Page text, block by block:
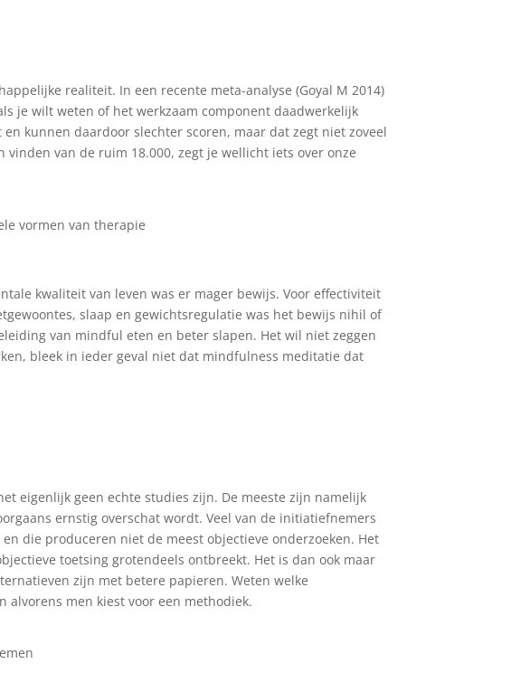
realiteit. In een recente meta-analyse (Goyal M 2014)
je wilt weten of het werkzaam component daadwerkelijk
kunnen daardoor slechter scoren, maar dat zegt niet zoveel
van de ruim 18.000, zegt je wellicht iets over onze
vormen van therapie
kwaliteit van leven was er mager bewijs. Voor effectiviteit
slaap en gewichtsregulatie was het bewijs nihil of
van mindful eten en beter slapen. Het wil niet zeggen
bleek in ieder geval niet dat mindfulness meditatie dat
eigenlijk geen echte studies zijn. De meeste zijn namelijk
ernstig overschat wordt. Veel van de initiatiefnemers
die produceren niet de meest objectieve onderzoeken. Het
toetsing grotendeels ontbreekt. Het is dan ook maar
zijn met betere papieren. Weten welke
alvorens men kiest voor een methodiek.